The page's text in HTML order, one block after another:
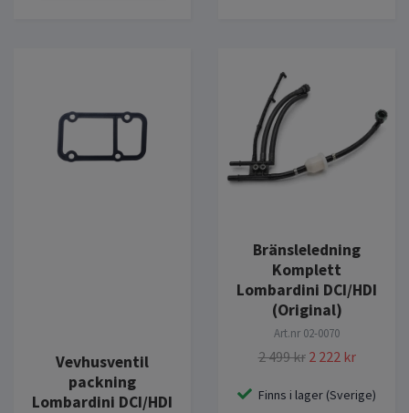
Vevhusventil
packning
Lombardini DCI/HDI
Bränsleledning
Komplett
Lombardini DCI/HDI
(Original)
Art.nr 02-0070
2 499 kr 2 222 kr
Finns i lager (Sverige)